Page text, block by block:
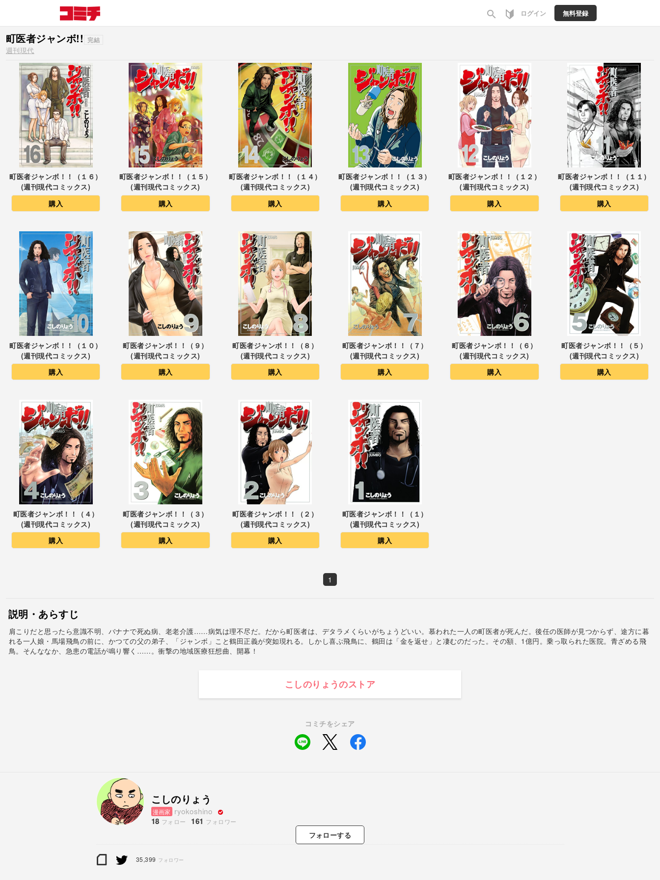
search ログイン 無料登録
町医者ジャンボ!! 完結
週刊現代
町医者ジャンボ！！（１６）
(週刊現代コミックス)
購入
町医者ジャンボ！！（１５）
(週刊現代コミックス)
購入
町医者ジャンボ！！（１４）
(週刊現代コミックス)
購入
町医者ジャンボ！！（１３）
(週刊現代コミックス)
購入
町医者ジャンボ！！（１２）
(週刊現代コミックス)
購入
町医者ジャンボ！！（１１）
(週刊現代コミックス)
購入
町医者ジャンボ！！（１０）
(週刊現代コミックス)
購入
町医者ジャンボ！！（９）
(週刊現代コミックス)
購入
町医者ジャンボ！！（８）
(週刊現代コミックス)
購入
町医者ジャンボ！！（７）
(週刊現代コミックス)
購入
町医者ジャンボ！！（６）
(週刊現代コミックス)
購入
町医者ジャンボ！！（５）
(週刊現代コミックス)
購入
町医者ジャンボ！！（４）
(週刊現代コミックス)
購入
町医者ジャンボ！！（３）
(週刊現代コミックス)
購入
町医者ジャンボ！！（２）
(週刊現代コミックス)
購入
町医者ジャンボ！！（１）
(週刊現代コミックス)
購入
1
説明・あらすじ
肩こりだと思ったら意識不明、バナナで死ぬ病、老老介護……病気は理不尽だ。だから町医者は、デタラメくらいがちょうどいい。慕われた一人の町医者が死んだ。後任の医師が見つからず、途方に暮
れる一人娘・馬場飛鳥の前に、かつての父の弟子、「ジャンボ」こと鶴田正義が突如現れる。しかし喜ぶ飛鳥に、鶴田は「金を返せ」と凄むのだった。その額、1億円。乗っ取られた医院。青ざめる飛
鳥。そんななか、急患の電話が鳴り響く……。衝撃の地域医療狂想曲、開幕！
こしのりょうのストア
コミチをシェア
こしのりょう
漫画家 ryokoshino
18 フォロー 161 フォロワー
フォローする
35,399 フォロワー